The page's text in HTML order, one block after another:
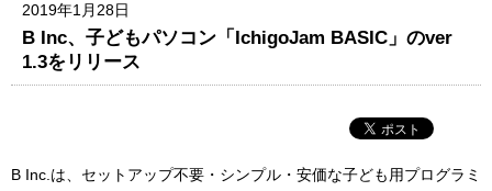
2019年1月28日
B Inc、子どもパソコン「IchigoJam BASIC」のver
1.3をリリース
B Inc.は、セットアップ不要・シンプル・安価な子ども用プログラミ